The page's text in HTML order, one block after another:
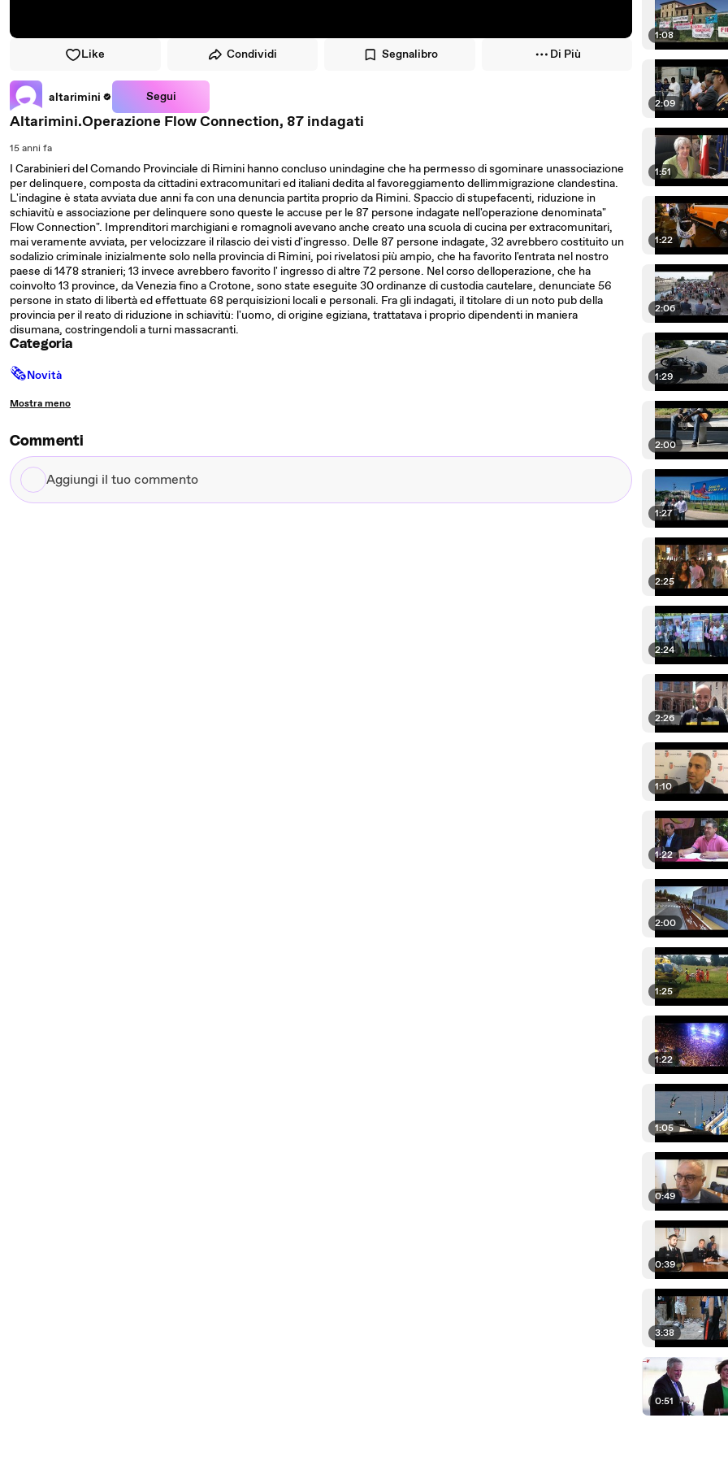
Like Condividi Segnalibro Di Più
altarimini Segui
Altarimini.Operazione Flow Connection, 87 indagati
15 anni fa
I Carabinieri del Comando Provinciale di Rimini hanno concluso unindagine che ha permesso di sgominare unassociazione
per delinquere, composta da cittadini extracomunitari ed italiani dedita al favoreggiamento dellimmigrazione clandestina.
L'indagine è stata avviata due anni fa con una denuncia partita proprio da Rimini. Spaccio di stupefacenti, riduzione in
schiavitù e associazione per delinquere sono queste le accuse per le 87 persone indagate nell'operazione denominata"
Flow Connection". Imprenditori marchigiani e romagnoli avevano anche creato una scuola di cucina per extracomunitari,
mai veramente avviata, per velocizzare il rilascio dei visti d'ingresso. Delle 87 persone indagate, 32 avrebbero costituito un
sodalizio criminale inizialmente solo nella provincia di Rimini, poi rivelatosi più ampio, che ha favorito l'entrata nel nostro
paese di 1478 stranieri; 13 invece avrebbero favorito l' ingresso di altre 72 persone. Nel corso delloperazione, che ha
coinvolto 13 province, da Venezia fino a Crotone, sono state eseguite 30 ordinanze di custodia cautelare, denunciate 56
persone in stato di libertà ed effettuate 68 perquisizioni locali e personali. Fra gli indagati, il titolare di un noto pub della
provincia per il reato di riduzione in schiavitù: l'uomo, di origine egiziana, trattatava i proprio dipendenti in maniera
disumana, costringendoli a turni massacranti.
Categoria
🗞Novità
Mostra meno
Commenti
Aggiungi
il
1:08
2:09
1:51
1:22
2:06
1:29
2:00
1:27
2:25
2:24
2:26
1:10
1:22
2:00
1:25
1:22
1:05
0:49
0:39
3:38
0:51